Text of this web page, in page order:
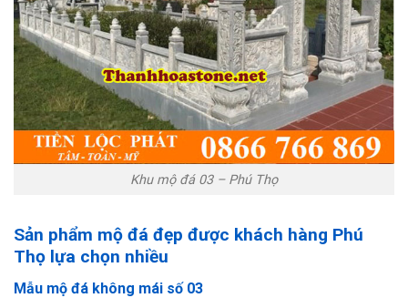
Khu mộ đá 03 – Phú Thọ
Sản phẩm mộ đá đẹp được khách hàng Phú
Thọ lựa chọn nhiều
Mẫu mộ đá không mái số 03